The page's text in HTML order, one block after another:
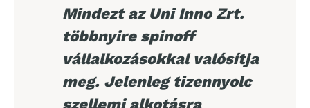
Mindezt az Uni Inno Zrt.
többnyire spinoff
vállalkozásokkal valósítja
meg. Jelenleg tizennyolc
szellemi alkotásra